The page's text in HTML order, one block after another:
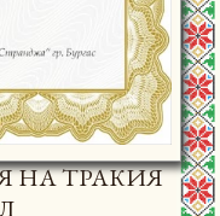
НА ТРАКИЯ